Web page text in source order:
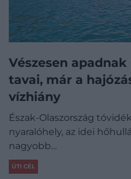
Vészesen
tavai, már a
vízhiány
Észak-Olaszország
nyaralóhely, az idei
nagyobb…
ÚTI CÉL